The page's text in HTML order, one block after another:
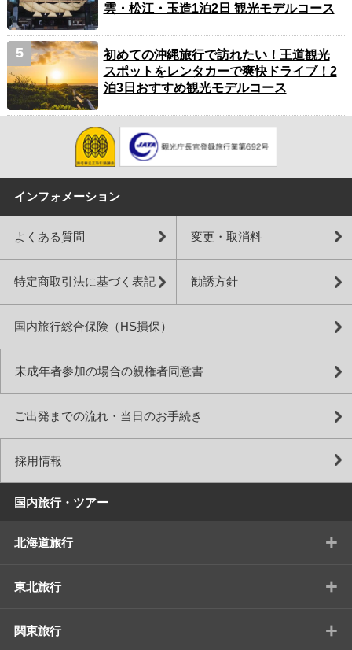
雲・松江・玉造1泊2日 観光モデルコース
初めての沖縄旅行で訪れたい！王道観光
スポットをレンタカーで爽快ドライブ！2
泊3日おすすめ観光モデルコース
インフォメーション
よくある質問 変更・取消料
特定商取引法に基づく表記 勧誘方針
国内旅行総合保険（HS損保）
未成年者参加の場合の親権者同意書
ご出発までの流れ・当日のお手続き
採用情報
国内旅行・ツアー
北海道旅行 +
東北旅行 +
関東旅行 +